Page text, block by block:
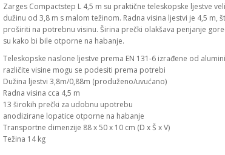
Zarges Compactstep L 4,5 m su praktične teleskopske ljestve
dužinu od 3,8 m s malom težinom. Radna visina ljestvi je 4,5
proširiti na potrebnu visinu. Širina prečki olakšava penjanje
su kako bi bile otporne na habanje.
Teleskopske naslone ljestve prema EN 131-6 izrađene od
različite visine mogu se podesiti prema potrebi
Dužina ljestvi 3,8m/0,88m (produženo/uvućano)
Radna visina cca 4,5 m
13 širokih prečki za udobnu upotrebu
anodizirane lopatice otporne na habanje
Transportne dimenzije 88 x 50 x 10 cm (D x Š x V)
Težina 14 kg